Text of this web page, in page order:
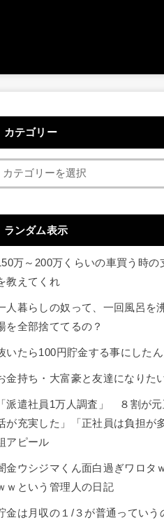
カテゴリー
ランダム表示
万～200万くらいの車買う時の
教えてくれ
人暮らしの奴って、一回風呂を
を全部捨ててるの？
いたら100円貯金する事にした
金持ち・大富豪と友達になりた
「派遣社員1万人調査」 ８割が
が充実した」「正社員は負担が
アピール
金ウシジマくん面白過ぎワロタ
ｗという管理人の日記
金は月収の１/３が普通っていう